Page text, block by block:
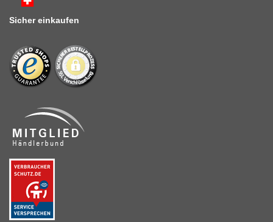
Sicher einkaufen